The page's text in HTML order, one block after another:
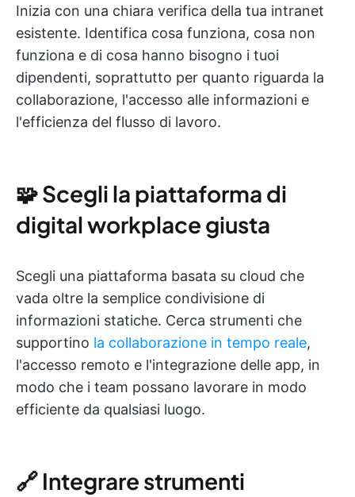
Inizia con una chiara verifica della tua intranet
esistente. Identifica cosa funziona, cosa non
funziona e di cosa hanno bisogno i tuoi
dipendenti, soprattutto per quanto riguarda la
collaborazione, l'accesso alle informazioni e
l'efficienza del flusso di lavoro.
🧩 Scegli la piattaforma di
digital workplace giusta
Scegli una piattaforma basata su cloud che
vada oltre la semplice condivisione di
informazioni statiche. Cerca strumenti che
supportino la collaborazione in tempo reale,
l'accesso remoto e l'integrazione delle app, in
modo che i team possano lavorare in modo
efficiente da qualsiasi luogo.
🔗 Integrare strumenti